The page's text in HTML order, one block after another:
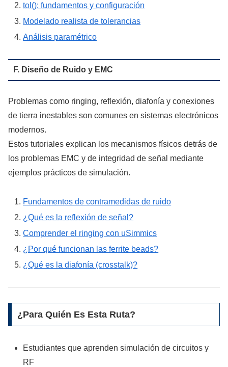
tol(): fundamentos y configuración
Modelado realista de tolerancias
Análisis paramétrico
F. Diseño de Ruido y EMC
Problemas como ringing, reflexión, diafonía y conexiones
de tierra inestables son comunes en sistemas electrónicos
modernos.
Estos tutoriales explican los mecanismos físicos detrás de
los problemas EMC y de integridad de señal mediante
ejemplos prácticos de simulación.
Fundamentos de contramedidas de ruido
¿Qué es la reflexión de señal?
Comprender el ringing con uSimmics
¿Por qué funcionan las ferrite beads?
¿Qué es la diafonía (crosstalk)?
¿Para Quién Es Esta Ruta?
Estudiantes que aprenden simulación de circuitos y
RF